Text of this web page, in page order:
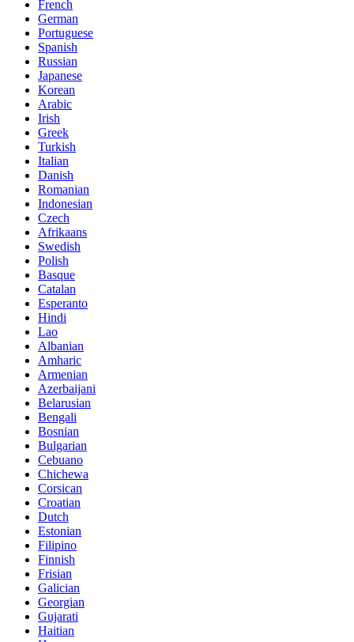
French
German
Portuguese
Spanish
Russian
Japanese
Korean
Arabic
Irish
Greek
Turkish
Italian
Danish
Romanian
Indonesian
Czech
Afrikaans
Swedish
Polish
Basque
Catalan
Esperanto
Hindi
Lao
Albanian
Amharic
Armenian
Azerbaijani
Belarusian
Bengali
Bosnian
Bulgarian
Cebuano
Chichewa
Corsican
Croatian
Dutch
Estonian
Filipino
Finnish
Frisian
Galician
Georgian
Gujarati
Haitian